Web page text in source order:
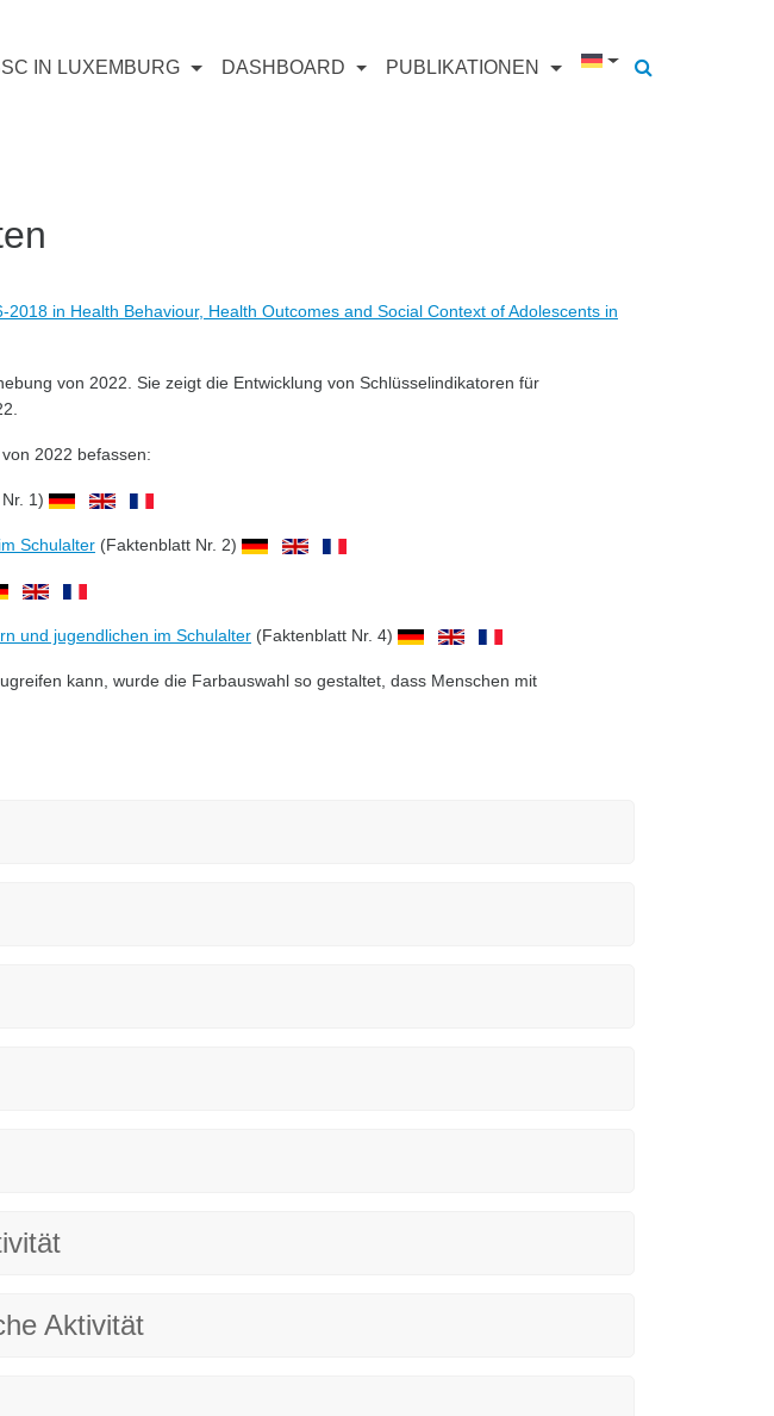
IN LUXEMBURG DASHBOARD PUBLIKATIONEN
2018 in Health Behaviour, Health Outcomes and Social Context of Adolescents in
von 2022. Sie zeigt die Entwicklung von Schlüsselindikatoren für
2022 befassen:
1)
Schulalter (Faktenblatt Nr. 2)
und jugendlichen im Schulalter (Faktenblatt Nr. 4)
kann, wurde die Farbauswahl so gestaltet, dass Menschen mit
Aktivität